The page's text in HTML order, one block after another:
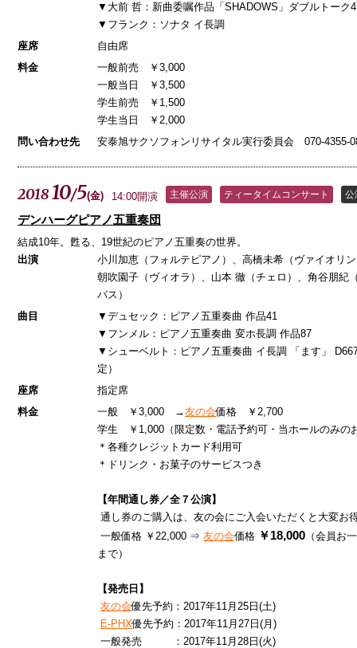
▼大前 哲：新曲委嘱作品「SHADOWS」ダブルトーク
▼フランク：ソナタ イ長調
座席
自由席
料金
一般前売 ￥3,000
一般当日 ￥3,500
学生前売 ￥1,500
学生当日 ￥2,000
問い合わせ先
安泰旭サクソフォンリサイタル実行委員会 070-4355-
201810/5(金) 14:00開演 主催公演 ティータイムコンサート 公
デンハーグピアノ五重奏団
結成10年。甦る、19世紀のピアノ五重奏の世界。
出演
小川加恵（フォルテピアノ）、高橋未希（ヴァイオリ
朝吹園子（ヴィオラ）、山本 徹（チェロ）、角谷朋紀
バス）
曲目
▼デュセック：ピアノ五重奏曲 作品41
▼フンメル：ピアノ五重奏曲 変ホ長調 作品87
▼シューベルト：ピアノ五重奏曲 イ長調 「ます」
定）
座席
指定席
料金
一般 ￥3,000 →友の会価格 ￥2,700
学生 ￥1,000（限定数・電話予約可・当ホールのみの
＊各種クレジットカード利用可
＊ドリンク・お菓子のサービスつき
【年間通し券／全７公演】
通し券のご購入は、友の会にご入会いただくと大変お
一般価格 ￥22,000 ⇒ 友の会価格 ￥18,000 （会員お
まで）
【発売日】
友の会優先予約：2017年11月25日(土)
E-PHX優先予約：2017年11月27日(月)
一般発売 ：2017年11月28日(火)